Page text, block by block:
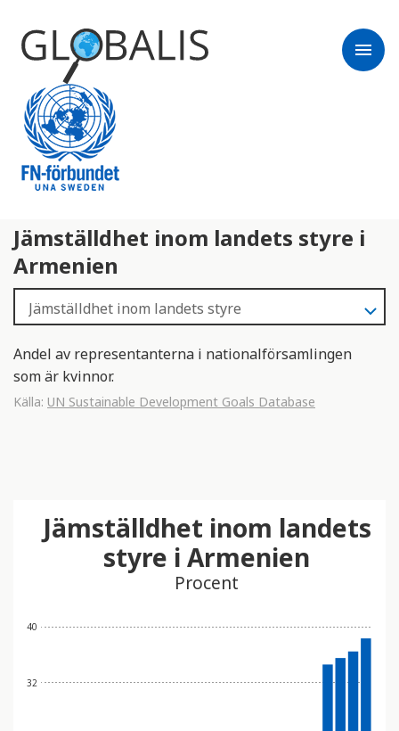
menu
Jämställdhet inom landets styre i
Armenien
Andel av representanterna i nationalförsamlingen
som är kvinnor.
Källa: UN Sustainable Development Goals Database
32
40
Jämställdhet inom landets
styre i Armenien
Procent